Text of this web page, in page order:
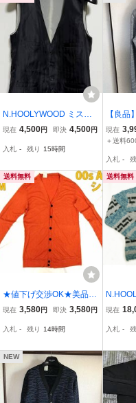
N.HOOLYWOOD ミスタ
ーハリウッド ジレ
現在 4,500円 即決 4,500円
入札 - 残り 15時間
【良品
プラス
d ミス
降りパ
ゾン
現在
＋送料
入札 -
送料無料
★値下げ交渉OK★美品★
エヌハリウッド★シルク
ーカイブ N.HOOLYWOO
オレンジ系
現在 3,580円 即決 3,580円
入札 - 残り 14時間
送料無料
カウチ
現在
入札 -
NEW